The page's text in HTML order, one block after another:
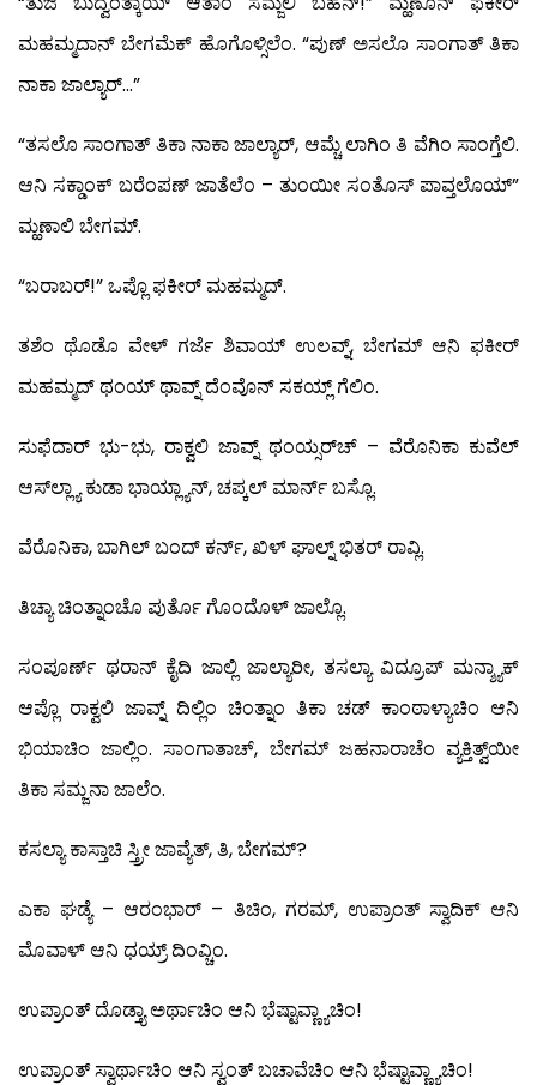
ಮಹಮ್ಮದಾನ್ ಬೇಗಮೆಕ್ ಹೊಗೊಳ್ಸಿಲೆಂ. “ಪುಣ್ ಅಸಲೊ ಸಾಂಗಾತ್ ತಿಕಾ
ನಾಕಾ ಜಾಲ್ಯಾರ್…”
“ತಸಲೊ ಸಾಂಗಾತ್ ತಿಕಾ ನಾಕಾ ಜಾಲ್ಯಾರ್, ಆಮ್ಚೆ ಲಾಗಿಂ ತಿ ವೆಗಿಂ ಸಾಂಗ್ತೆಲಿ.
ಆನಿ ಸಕ್ಡಾಂಕ್ ಬರೆಂಪಣ್ ಜಾತೆಲೆಂ – ತುಂಯೀ ಸಂತೊಸ್ ಪಾವ್ತಲೊಯ್”
ಮ್ಹಣಾಲಿ ಬೇಗಮ್.
“ಬರಾಬರ್!” ಒಪ್ಲೊ ಫಕೀರ್ ಮಹಮ್ಮದ್.
ತಶೆಂ ಥೊಡೊ ವೇಳ್ ಗರ್ಜೆ ಶಿವಾಯ್ ಉಲವ್ನ್, ಬೇಗಮ್ ಆನಿ ಫಕೀರ್
ಮಹಮ್ಮದ್ ಥಂಯ್ ಥಾವ್ನ್ ದೆಂವೊನ್ ಸಕಯ್ಲ್ ಗೆಲಿಂ.
ಸುಫೆದಾರ್ ಭು-ಭು, ರಾಕ್ವಲಿ ಜಾವ್ನ್ ಥಂಯ್ಸರ್‌ಚ್ – ವೆರೊನಿಕಾ ಕುವೆಲ್
ಆಸ್‍ಲ್ಲ್ಯಾ ಕುಡಾ ಭಾಯ್ಲ್ಯಾನ್, ಚಪ್ಕಲ್ ಮಾರ್ನ್ ಬಸ್ಲೊ.
ವೆರೊನಿಕಾ, ಬಾಗಿಲ್ ಬಂದ್ ಕರ್ನ್, ಖಿಳ್ ಘಾಲ್ನ್ ಭಿತರ್ ರಾವ್ಲಿ.
ತಿಚ್ಯಾ ಚಿಂತ್ನಾಂಚೊ ಪುರ್ತೊ ಗೊಂದೊಳ್ ಜಾಲ್ಲೊ.
ಸಂಪೂರ್ಣ್ ಥರಾನ್ ಕೈದಿ ಜಾಲ್ಲಿ ಜಾಲ್ಯಾರೀ, ತಸಲ್ಯಾ ವಿದ್ರೂಪ್ ಮನ್ಶ್ಯಾಕ್
ಆಪ್ಲೊ ರಾಕ್ವಲಿ ಜಾವ್ನ್ ದಿಲ್ಲಿಂ ಚಿಂತ್ನಾಂ ತಿಕಾ ಚಡ್ ಕಾಂಠಾಳ್ಯಾಚಿಂ ಆನಿ
ಭಿಯಾಚಿಂ ಜಾಲ್ಲಿಂ. ಸಾಂಗಾತಾಚ್, ಬೇಗಮ್ ಜಹನಾರಾಚೆಂ ವ್ಯಕ್ತಿತ್ವ್‌ಯೀ
ತಿಕಾ ಸಮ್ಜನಾ ಜಾಲೆಂ.
ಕಸಲ್ಯಾ ಕಾಸ್ತಾಚಿ ಸ್ತ್ರೀ ಜಾವ್ಯೆತ್, ತಿ, ಬೇಗಮ್?
ಎಕಾ ಘಡ್ಯೆ – ಆರಂಭಾರ್ – ತಿಚಿಂ, ಗರಮ್, ಉಪ್ರಾಂತ್ ಸ್ವಾದಿಕ್ ಆನಿ
ಮೊವಾಳ್ ಆನಿ ಧಯ್ರ್ ದಿಂವ್ಚಿಂ.
ಉಪ್ರಾಂತ್ ದೊಡ್ತ್ಯಾ ಅರ್ಥಾಚಿಂ ಆನಿ ಭೆಷ್ಟಾವ್ಣ್ಯಾಚಿಂ!
ಉಪ್ರಾಂತ್ ಸ್ವಾರ್ಥಾಚಿಂ ಆನಿ ಸ್ವಂತ್ ಬಚಾವೆಚಿಂ ಆನಿ ಭೆಷ್ಟಾವ್ಣ್ಯಾಚಿಂ!